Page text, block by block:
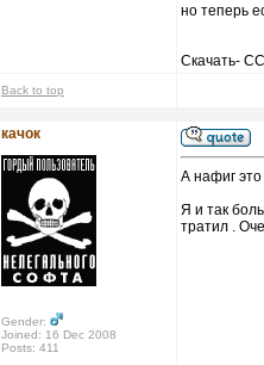
но теперь
Скачать-
Back to top
качок
Gender:
Joined: 16 Dec 2008
Posts: 411
А нафиг
Я и так
тратил .